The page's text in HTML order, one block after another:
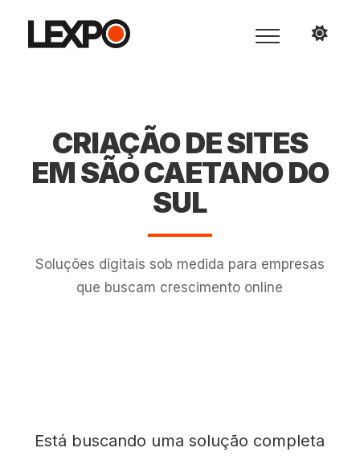
CRIAÇÃO DE SITES
EM SÃO CAETANO DO
SUL
Soluções digitais sob medida para empresas
que buscam crescimento online
Está buscando uma solução completa